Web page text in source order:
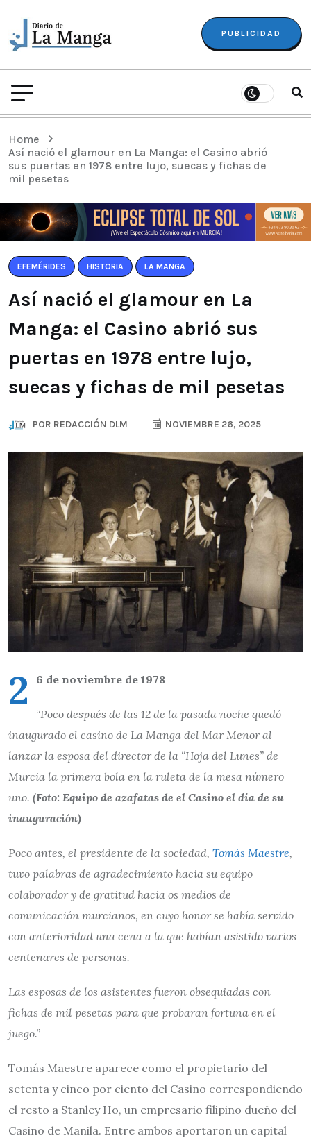
PUBLICIDAD
Home
Así nació el glamour en La Manga: el Casino abrió
sus puertas en 1978 entre lujo, suecas y fichas de
mil pesetas
EFEMÉRIDES HISTORIA LA MANGA
Así nació el glamour en La
Manga: el Casino abrió sus
puertas en 1978 entre lujo,
suecas y fichas de mil pesetas
POR REDACCIÓN DLM NOVIEMBRE 26, 2025
2 6 de noviembre de 1978
“Poco después de las 12 de la pasada noche quedó
inaugurado el casino de La Manga del Mar Menor al
lanzar la esposa del director de la “Hoja del Lunes” de
Murcia la primera bola en la ruleta de la mesa número
uno. (Foto: Equipo de azafatas de el Casino el día de su
inauguración)
Poco antes, el presidente de la sociedad, Tomás Maestre,
tuvo palabras de agradecimiento hacia su equipo
colaborador y de gratitud hacia os medios de
comunicación murcianos, en cuyo honor se había servido
con anterioridad una cena a la que habían asistido varios
centenares de personas.
Las esposas de los asistentes fueron obsequiadas con
fichas de mil pesetas para que probaran fortuna en el
juego.”
Tomás Maestre aparece como el propietario del
setenta y cinco por ciento del Casino correspondiendo
el resto a Stanley Ho, un empresario filipino dueño del
Casino de Manila. Entre ambos aportaron un capital